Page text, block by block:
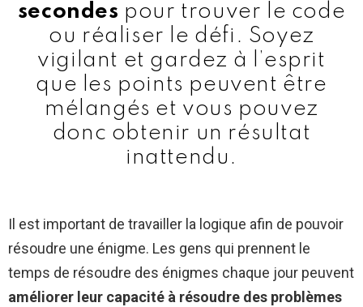
secondes pour trouver le code
ou réaliser le défi. Soyez
vigilant et gardez à l’esprit
que les points peuvent être
mélangés et vous pouvez
donc obtenir un résultat
inattendu.
Il est important de travailler la logique afin de pouvoir
résoudre une énigme. Les gens qui prennent le
temps de résoudre des énigmes chaque jour peuvent
améliorer leur capacité à résoudre des problèmes